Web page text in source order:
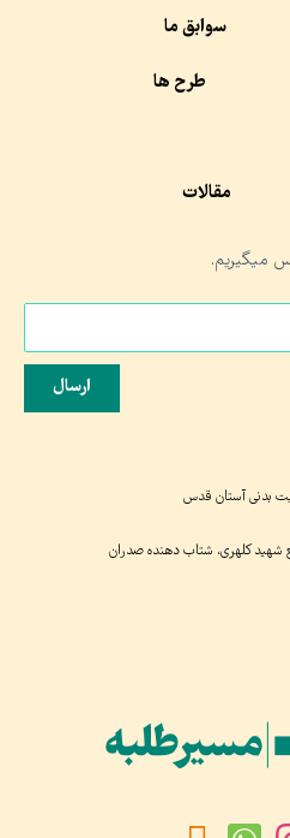
سوابق ما
طرح ها
مقالات
میگیریم.
ارسال